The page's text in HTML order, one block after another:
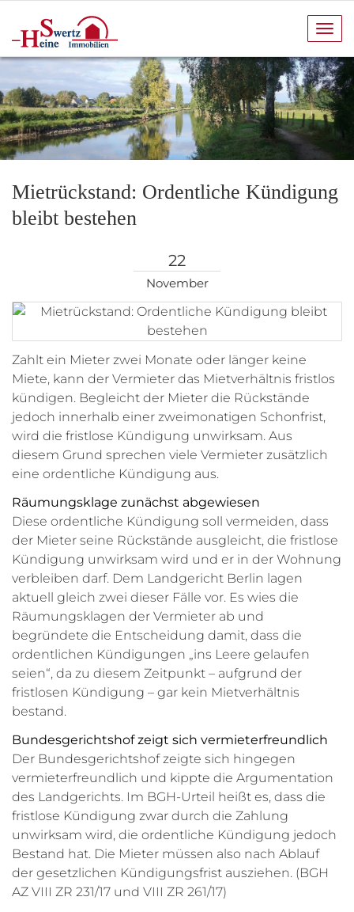
Mietrückstand: Ordentliche Kündigung
bleibt bestehen
22
November
Zahlt ein Mieter zwei Monate oder länger keine
Miete, kann der Vermieter das Mietverhältnis fristlos
kündigen. Begleicht der Mieter die Rückstände
jedoch innerhalb einer zweimonatigen Schonfrist,
wird die fristlose Kündigung unwirksam. Aus
diesem Grund sprechen viele Vermieter zusätzlich
eine ordentliche Kündigung aus.
Räumungsklage zunächst abgewiesen
Diese ordentliche Kündigung soll vermeiden, dass
der Mieter seine Rückstände ausgleicht, die fristlose
Kündigung unwirksam wird und er in der Wohnung
verbleiben darf. Dem Landgericht Berlin lagen
aktuell gleich zwei dieser Fälle vor. Es wies die
Räumungsklagen der Vermieter ab und
begründete die Entscheidung damit, dass die
ordentlichen Kündigungen „ins Leere gelaufen
seien“, da zu diesem Zeitpunkt – aufgrund der
fristlosen Kündigung – gar kein Mietverhältnis
bestand.
Bundesgerichtshof zeigt sich vermieterfreundlich
Der Bundesgerichtshof zeigte sich hingegen
vermieterfreundlich und kippte die Argumentation
des Landgerichts. Im BGH-Urteil heißt es, dass die
fristlose Kündigung zwar durch die Zahlung
unwirksam wird, die ordentliche Kündigung jedoch
Bestand hat. Die Mieter müssen also nach Ablauf
der gesetzlichen Kündigungsfrist ausziehen. (BGH
AZ VIII ZR 231/17 und VIII ZR 261/17)